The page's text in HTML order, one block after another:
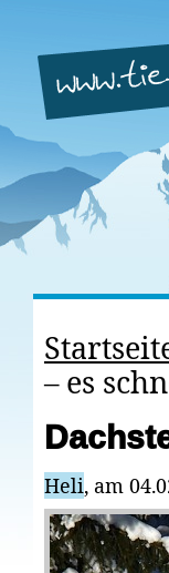
– es
Heli, am